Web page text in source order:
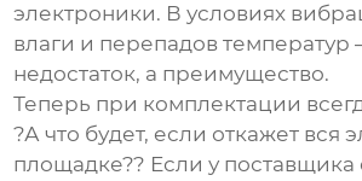
электроники. В условиях
влаги и перепадов температур
недостаток, а преимущество.
Теперь при комплектации
?А что будет, если откажет вся
площадке?? Если у поставщика